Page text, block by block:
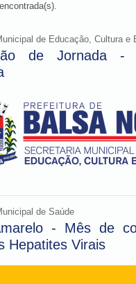
de Educação, Cultura e
de Jornada -
de Saúde
- Mês de
Hepatites Virais